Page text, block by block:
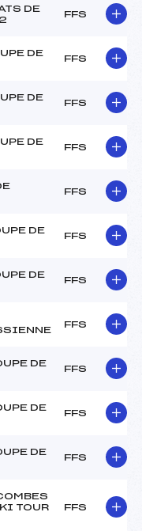
DE
FFS
DE
FFS
DE
FFS
DE
FFS
FFS
DE
FFS
DE
FFS
FFS
DE
FFS
DE
FFS
DE
FFS
TOUR
FFS